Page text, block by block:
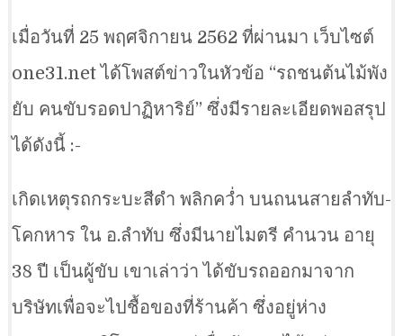
เมื่อวันที่ 25 พฤศจิกายน 2562 ที่ผ่านมา เว็บไซต์
one31.net ได้โพสต์ข่าวในหัวข้อ “รถชนต้นไม้พัง
ยับ คนขับรอดปาฏิหาริย์” ซึ่งมีรายละเอียดพอสรุป
ได้ดังนี้ :-
เกิดเหตุรถกระบะสีดำ พลิกคว่ำ บนถนนสายลำทับ-
โคกหาร ใน อ.ลำทับ ซึ่งมีนายไมตรี คำนวน อายุ
38 ปี เป็นผู้ขับ เขาเล่าว่า ได้ขับรถออกมาจาก
บริษัทเพื่อจะไปชื้อของที่ร้านค้า ซึ่งอยู่ห่าง